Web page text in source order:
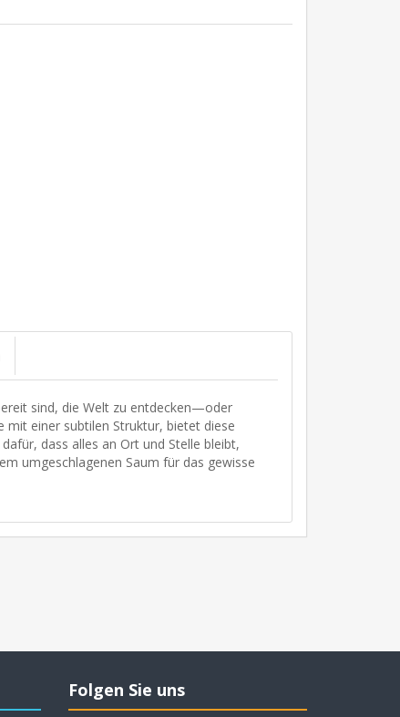
sind, die Welt zu entdecken—oder
mit einer subtilen Struktur, bietet diese
dass alles an Ort und Stelle bleibt,
umgeschlagenen Saum für das gewisse
Folgen Sie uns